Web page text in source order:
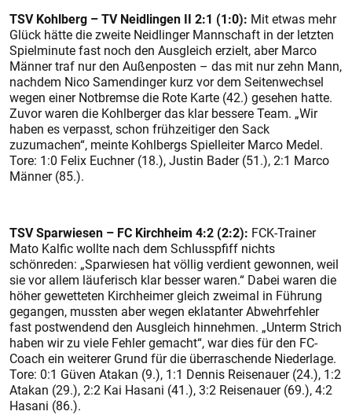
TSV Kohlberg – TV Neidlingen II 2:1 (1:0): Mit etwas mehr
Glück hätte die zweite Neidlinger Mannschaft in der letzten
Spielminute fast noch den Ausgleich erzielt, aber Marco
Männer traf nur den Außenposten – das mit nur zehn Mann,
nachdem Nico Samendinger kurz vor dem Seitenwechsel
wegen einer Notbremse die Rote Karte (42.) gesehen hatte.
Zuvor waren die Kohlberger das klar bessere Team. „Wir
haben es verpasst, schon frühzeitiger den Sack
zuzumachen“, meinte Kohlbergs Spielleiter Marco Medel.
Tore: 1:0 Felix Euchner (18.), Justin Bader (51.), 2:1 Marco
Männer (85.).
TSV Sparwiesen – FC Kirchheim 4:2 (2:2): FCK-Trainer
Mato Kalfic wollte nach dem Schlusspfiff nichts
schönreden: „Sparwiesen hat völlig verdient gewonnen, weil
sie vor allem läuferisch klar besser waren.“ Dabei waren die
höher gewetteten Kirchheimer gleich zweimal in Führung
gegangen, mussten aber wegen eklatanter Abwehrfehler
fast postwendend den Ausgleich hinnehmen. „Unterm Strich
haben wir zu viele Fehler gemacht“, war dies für den FC-
Coach ein weiterer Grund für die überraschende Niederlage.
Tore: 0:1 Güven Atakan (9.), 1:1 Dennis Reisenauer (24.), 1:2
Atakan (29.), 2:2 Kai Hasani (41.), 3:2 Reisenauer (69.), 4:2
Hasani (86.).